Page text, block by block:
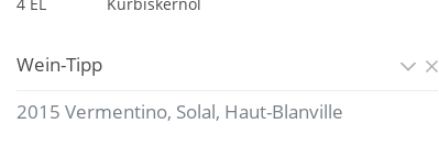
Wein-Tipp
2015 Vermentino, Solal, Haut-Blanville